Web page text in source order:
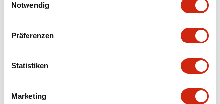
Notwendig
Präferenzen
Statistiken
Marketing
Electrical Specifications (rated illuminated